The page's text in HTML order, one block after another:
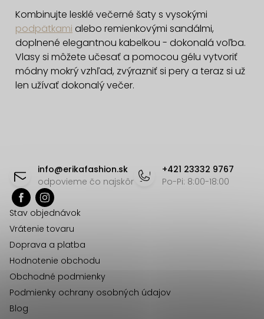
v
k
y
v
ý
p
Kombinujte lesklé večerné šaty s vysokými
podpätkami alebo remienkovými sandálmi,
doplnené elegantnou kabelkou - dokonalá voľba.
Vlasy si môžete učesať a pomocou gélu vytvoriť
módny mokrý vzhľad, zvýrazniť si pery a teraz si už
len užívať dokonalý večer.
info@erikafashion.sk
odpovieme čo najskôr
+421 23332 9767
Po-Pi: 8:00-18:00
Stav objednávok
Vrátenie tovaru
Doprava a platba
Hodnotenie obchodu
Obchodné podmienky
Podmienky ochrany osobných údajov
Blog